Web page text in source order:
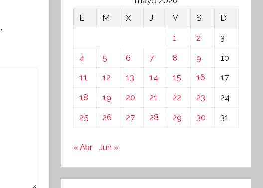
*
L
M X J V S
D
1
2
3
4
5 6 7 8 9
10
11
12 13 14 15 16
17
18
19 20 21 22 23
24
25
26 27 28 29 30 31
« Abr Jun »